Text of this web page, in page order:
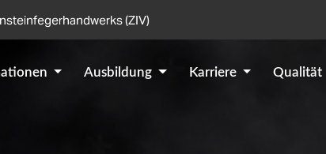
(ZIV)
Ausbildung Karriere Qualität